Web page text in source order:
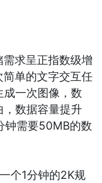
求呈正指数级增
单的文字交互任
一次图像，数
，数据容量提升
钟需要50MB的数
个1分钟的2K规